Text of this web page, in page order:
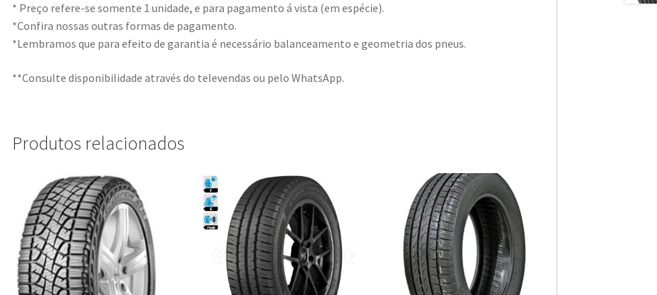
* Preço refere-se somente 1 unidade, e para pagamento á vista (em espécie).
*Confira nossas outras formas de pagamento.
*Lembramos que para efeito de garantia é necessário balanceamento e geometria dos pneus.
**Consulte disponibilidade através do televendas ou pelo WhatsApp.
Produtos relacionados